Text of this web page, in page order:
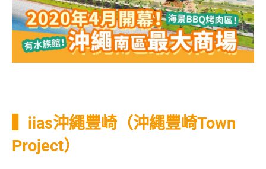
▍iias沖繩豐崎（沖繩豐崎Town
Project）